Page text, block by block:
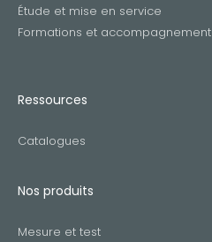
Étude et mise en service
Formations et accompagnement
Ressources
Catalogues
Nos produits
Mesure et test